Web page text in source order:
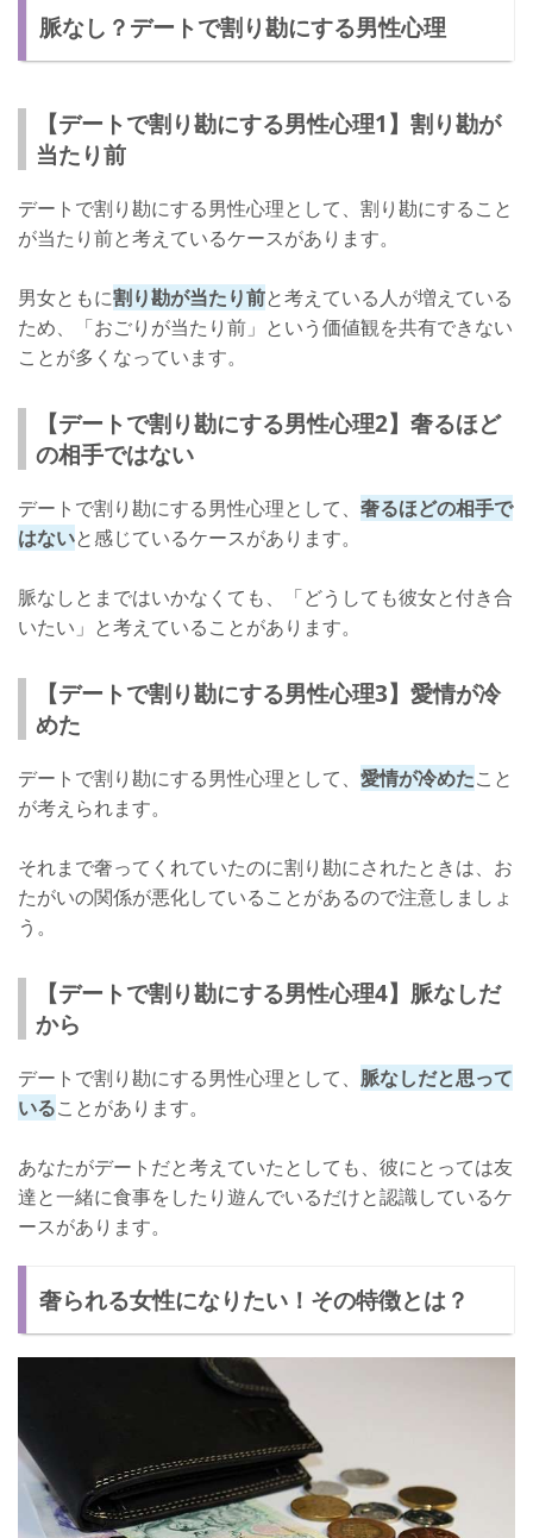
脈なし？デートで割り勘にする男性心理
【デートで割り勘にする男性心理1】割り勘が
当たり前
デートで割り勘にする男性心理として、割り勘にすること
が当たり前と考えているケースがあります。
男女ともに割り勘が当たり前と考えている人が増えている
ため、「おごりが当たり前」という価値観を共有できない
ことが多くなっています。
【デートで割り勘にする男性心理2】奢るほど
の相手ではない
デートで割り勘にする男性心理として、 奢るほどの相手で
はないと感じているケースがあります。
脈なしとまではいかなくても、「どうしても彼女と付き合
いたい」と考えていることがあります。
【デートで割り勘にする男性心理3】愛情が冷
めた
デートで割り勘にする男性心理として、 愛情が冷めたこと
が考えられます。
それまで奢ってくれていたのに割り勘にされたときは、お
たがいの関係が悪化していることがあるので注意しましょ
う。
【デートで割り勘にする男性心理4】脈なしだ
から
デートで割り勘にする男性心理として、 脈なしだと思って
いることがあります。
あなたがデートだと考えていたとしても、彼にとっては友
達と一緒に食事をしたり遊んでいるだけと認識しているケ
ースがあります。
奢られる女性になりたい！その特徴とは？